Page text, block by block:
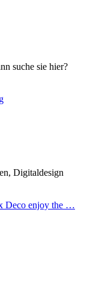
suche sie hier?
Digitaldesign
Deco enjoy the …